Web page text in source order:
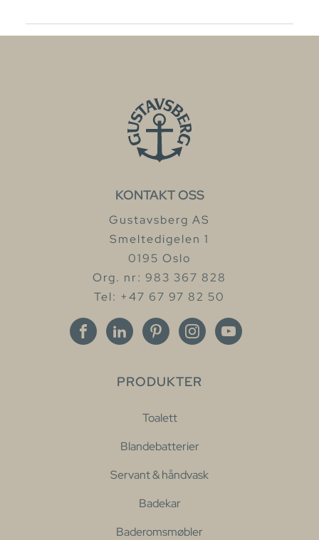
KONTAKT OSS
Gustavsberg AS
Smeltedigelen 1
0195 Oslo
Org. nr: 983 367 828
Tel: +47 67 97 82 50
PRODUKTER
Toalett
Blandebatterier
Servant & håndvask
Badekar
Baderomsmøbler